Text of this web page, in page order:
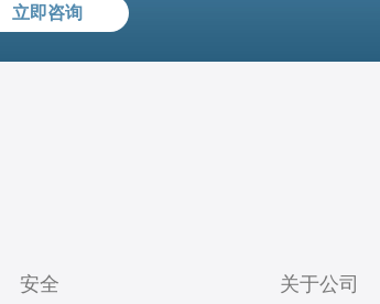
立即咨询
安全 关于公司